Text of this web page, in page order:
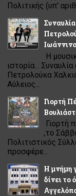
Πολιτικής (υπ'
Η
ιστορία…
Πετρολούκα
Αύλειος...
Γιορτή
Γιορτή
,το
Πολιτιστικός
προσφέρε...
Η μνήμη
δίνει